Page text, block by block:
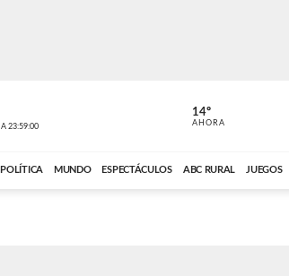
A 23:59:00 ABC CARDINAL
14º
AHORA
POLÍTICA MUNDO ESPECTÁCULOS ABC RURAL JUEGOS